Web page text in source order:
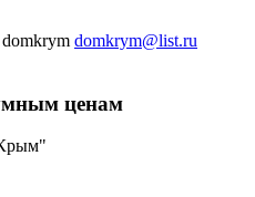
domkrym domkrym@list.ru
ценам